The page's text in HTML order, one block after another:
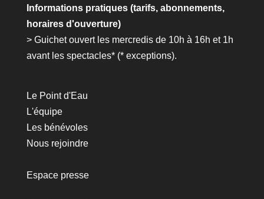
Informations pratiques (tarifs, abonnements,
horaires d'ouverture)
> Guichet ouvert les mercredis de 10h à 16h et 1h
avant les spectacles* (* exceptions).
Le Point d'Eau
L'équipe
Les bénévoles
Nous rejoindre
Espace presse